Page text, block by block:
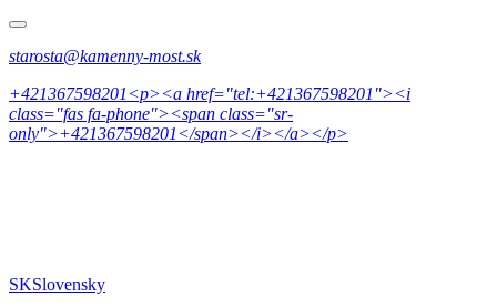
starosta@kamenny-most.sk
+421367598201<p><a href="tel:+421367598201"><i
class="fas fa-phone"><span class="sr-
only">+421367598201</span></i></a></p>
SKSlovensky